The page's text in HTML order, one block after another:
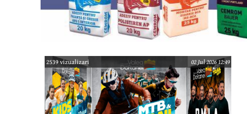
2539 vizualizari 02 Jul 2026 12:49